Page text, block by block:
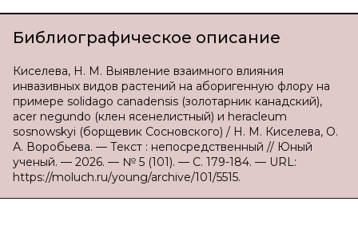
Библиографическое описание
Киселева, Н. М. Выявление взаимного влияния
инвазивных видов растений на аборигенную флору на
примере solidago canadensis (золотарник канадский),
acer negundo (клен ясенелистный) и heracleum
sosnowskyi (борщевик Сосновского) / Н. М. Киселева, О.
А. Воробьева. — Текст : непосредственный // Юный
ученый. — 2026. — № 5 (101). — С. 179-184. — URL:
https://moluch.ru/young/archive/101/5515.